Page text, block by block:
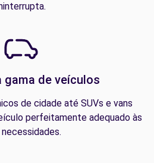
gama de veículos
de cidade até SUVs e vans
perfeitamente adequado às
necessidades.